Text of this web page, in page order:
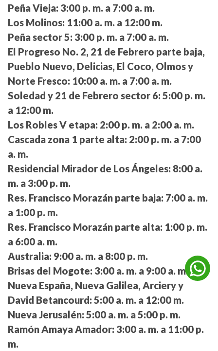
Peña Vieja: 3:00 p. m. a 7:00 a. m.
Los Molinos: 11:00 a. m. a 12:00 m.
Peña sector 5: 3:00 p. m. a 7:00 a. m.
El Progreso No. 2, 21 de Febrero parte baja,
Pueblo Nuevo, Delicias, El Coco, Olmos y
Norte Fresco: 10:00 a. m. a 7:00 a. m.
Soledad y 21 de Febrero sector 6: 5:00 p. m.
a 12:00 m.
Los Robles V etapa: 2:00 p. m. a 2:00 a. m.
Cascada zona 1 parte alta: 2:00 p. m. a 7:00
a. m.
Residencial Mirador de Los Ángeles: 8:00 a.
m. a 3:00 p. m.
Res. Francisco Morazán parte baja: 7:00 a. m.
a 1:00 p. m.
Res. Francisco Morazán parte alta: 1:00 p. m.
a 6:00 a. m.
Australia: 9:00 a. m. a 8:00 p. m.
Brisas del Mogote: 3:00 a. m. a 9:00 a. m.
Nueva España, Nueva Galilea, Arciery y
David Betancourd: 5:00 a. m. a 12:00 m.
Nueva Jerusalén: 5:00 a. m. a 5:00 p. m.
Ramón Amaya Amador: 3:00 a. m. a 11:00 p.
m.